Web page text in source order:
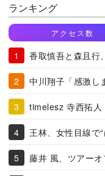
ランキング
アクセス数
香取慎吾と森且行
中川翔子「感激し
timelesz 寺西拓人
王林、女性目線で
藤井 風、ツアー